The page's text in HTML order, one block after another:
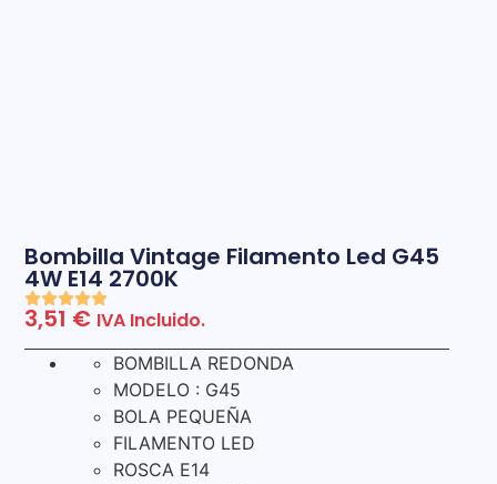
Bombilla Vintage Filamento Led G45
4W E14 2700K
3,51 € IVA Incluido.
BOMBILLA REDONDA
MODELO : G45
BOLA PEQUEÑA
FILAMENTO LED
ROSCA E14